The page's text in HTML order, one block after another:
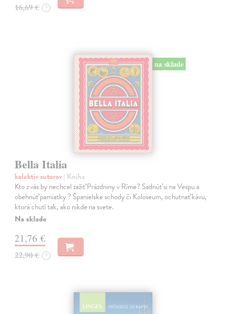
16,69 € ?
na sklade
Bella Italia
kolektív autorov| Kniha
Kto z vás by nechcel zažiť Prázdniny v Ríme? Sadnúť si na Vespu a
obehnúť pamiatky ? Španielske schody či Koloseum, ochutnať kávu,
ktorá chutí tak, ako nikde na svete.
Na sklade
21,76 €
22,90 € ?